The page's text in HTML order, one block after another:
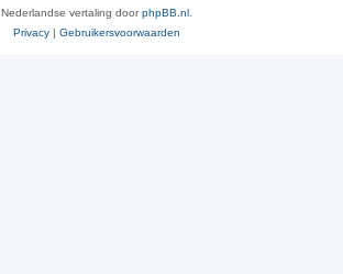
Nederlandse vertaling doorphpBB.nl
Privacy | Gebruikersvoorwaarden